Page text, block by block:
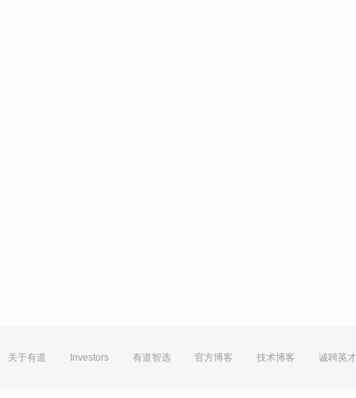
关于有道 Investors 有道智选 官方博客 技术博客 诚聘英才